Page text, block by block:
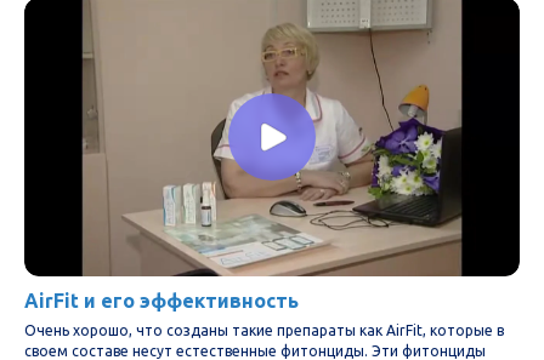
AirFit и его эффективность
Очень хорошо, что созданы такие препараты как AirFit, которые в
своем составе несут естественные фитонциды. Эти фитонциды